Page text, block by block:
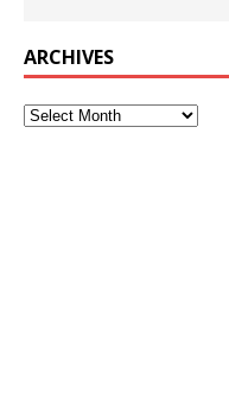
ARCHIVES